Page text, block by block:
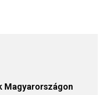
Magyarországon